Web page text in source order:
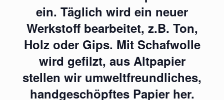
ein. Täglich wird ein neuer
Werkstoff bearbeitet, z.B. Ton,
Holz oder Gips. Mit Schafwolle
wird gefilzt, aus Altpapier
stellen wir umweltfreundliches,
handgeschöpftes Papier her.